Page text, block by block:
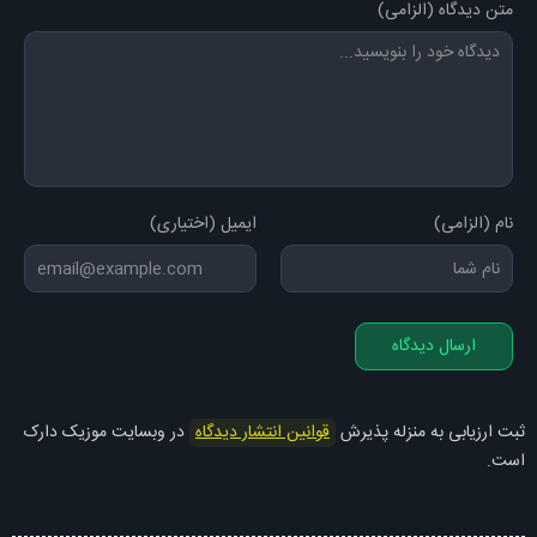
تنظیم قطعه : آرین بهاری (پازل بند)
متن دیدگاه (الزامی)
نام (الزامی) ایمیل (اختیاری)
ارسال دیدگاه
ثبت ارزیابی به منزله پذیرش قوانین انتشار دیدگاه در وبسایت موزیک دارک
است.